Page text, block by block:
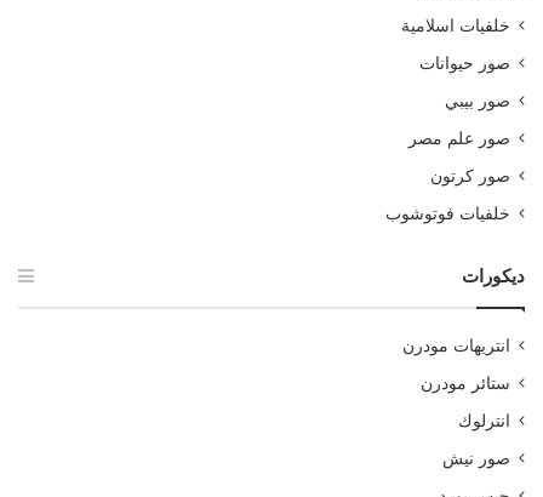
خلفيات اسلامية
صور حيوانات
صور بيبي
صور علم مصر
صور كرتون
خلفيات فوتوشوب
ديكورات
انتريهات مودرن
ستائر مودرن
انترلوك
صور نيش